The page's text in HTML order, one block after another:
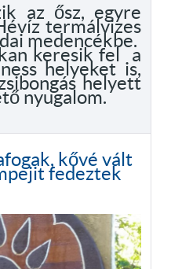
az ősz, egyre
termálvizes
medencékbe.
keresik fel a
helyeket is,
helyett
nyugalom.
kővé vált
fedeztek